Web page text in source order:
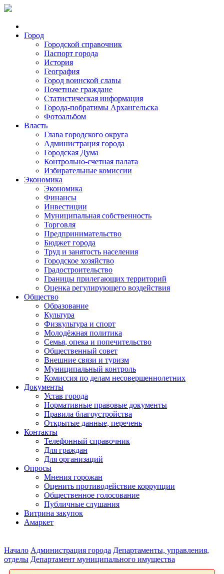
Город
Городской справочник
Паспорт города
История
География
Город воинской славы
Почетные граждане
Статистическая информация
Города-побратимы Архангельска
Фотоальбом
Власть
Глава городского округа
Администрация города
Городская Дума
Контрольно-счетная палата
Избирательные комиссии
Экономика
Экономика
Финансы
Инвестиции
Муниципальная собственность
Торговля
Предпринимательство
Бюджет города
Труд и занятость населения
Городское хозяйство
Градостроительство
Границы прилегающих территорий
Оценка регулирующего воздействия
Общество
Образование
Культура
Физкультура и спорт
Молодёжная политика
Семья, опека и попечительство
Общественный совет
Внешние связи и туризм
Муниципальный контроль
Комиссия по делам несовершеннолетних
Документы
Устав города
Нормативные правовые документы
Правила благоустройства
Открытые данные, перечень
Контакты
Телефонный справочник
Для граждан
Для организаций
Опросы
Мнения горожан
Оценить противодействие коррупции
Общественное голосование
Публичные слушания
Витрина закупок
Амаркет
Начало Администрация города Департаменты, управления,
отделы Департамент муниципального имущества